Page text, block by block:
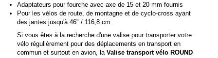
Adaptateurs pour fourche avec axe de 15 et 20 mm fournis
Pour les vélos de route, de montagne et de cyclo-cross ayant
des jantes jusqu'à 46" / 116,8 cm
Si vous êtes à la recherche d'une valise pour transporter votre
vélo régulièrement pour des déplacements en transport en
commun et surtout en avion, la Valise transport vélo ROUND